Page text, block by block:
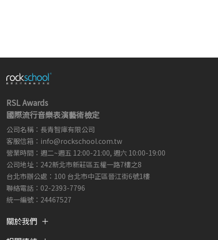
RSL Awards
國際流行音樂表演藝術檢定
公司名稱：長青智庫有限公司
客服信箱： info@rockschool.com.tw ​
營業時間：週二~週五 12:00-21:00, 週六 10:00-19:00
公司地址：242新北市新莊區五權一路7樓之8
台北市辦公處：100 台北市中正區晉江街6號1樓
聯絡電話：02-2393-7796
統一編號：24467527
關於我們